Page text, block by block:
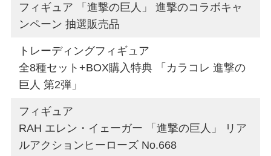
フィギュア 「進撃の巨人」 進撃のコラボキャ
ンペーン 抽選販売品
トレーディングフィギュア
全8種セット+BOX購入特典 「カラコレ 進撃の
巨人 第2弾」
フィギュア
RAH エレン・イェーガー 「進撃の巨人」 リア
ルアクションヒーローズ No.668